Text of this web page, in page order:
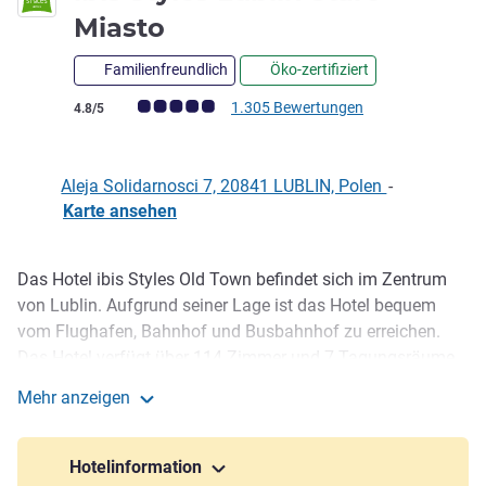
Miasto
Familienfreundlich Öko-zertifiziert
Note Kundenmeinungen (Bewertung ALL)
4.8/5 1.305 Bewertungen
Aleja Solidarnosci 7, 20841 LUBLIN, Polen -
Karte ansehen
Beschreibung
Das Hotel ibis Styles Old Town befindet sich im Zentrum
von Lublin. Aufgrund seiner Lage ist das Hotel bequem
vom Flughafen, Bahnhof und Busbahnhof zu erreichen.
Stolz ist das Restaurant LEGENDY MIASTA, in dem
regionale Produkte auf moderne Art zubereitet werden.
Lassen Sie sich bei jedem Schritt von den Legenden von
Mehr anzeigen
Hotelinformation